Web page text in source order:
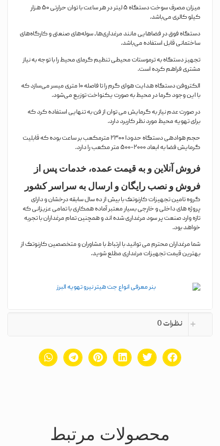
میزان مصرف سوخت دستگاه ۵ لیتر در هر ساعت با توان حرارتی ۵۰ هزار
کیلو کالری می‌باشد.
دستگاه فوق در فضاهایی مانند مرغداری‌ها، سوله‌های صنعتی و کارگاه‌های
ساختمانی قابل استفاده می‌باشد.
تجهیز دستگاه به ترموستات محیطی تنظیم گرمای محیط را با توجه به نیاز
مشتری فراهم کرده است.
الکتروفن دستگاه هدایت هوای گرم را تا فاصله ۱۰ متری میسر می‌سازد که
با این وجود گرما در محیط به صورت یکنواخت توزیع می‌شود.
در صورت عدم نیاز به گرمایش می توان از فن به تنهایی استفاده کرد که
برای تهویه محیط مورد نظر کاربرد دارد.
حجم هوادهی دستگاه حدودا ۲۳۰۰ مترمکعب بر ساعت بوده که قابلیت
گرمایش فضا به ابعاد ۲۰۰۰-۵۰۰ متر مکعب را دارد.
فروش آنلاین و به قیمت عمده، خدمات پس از
فروش و نصب رایگان و ارسال به سراسر کشور
گروه تامین تجهیزات کارنوتک با بیش از ده سال سابقه درخشان و دارای
پروژه های داخلی و خارجی بسیار معتبر آماده همکاری با تمامی عزیزانی که
تازه وارد صنعت پر سود مرغداری شده اند و همچنین تمام مرغداران با تجربه
خواهد بود.
شما مرغداران محترم می توانید با ارتباط با مشاوران و متخصصین کارنوتک از
بهترین قیمت تجهیزات مرغداری مطلع شوید.
نظرات0
محصولات مرتبط